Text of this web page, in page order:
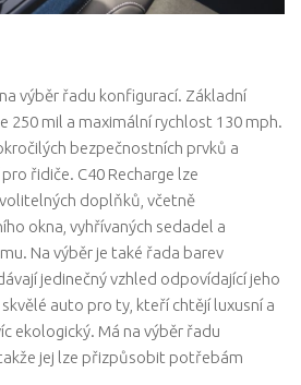
výběr řadu konfigurací. Základní
250 mil a maximální rychlost 130 mph.
bezpečnostních prvků a
řidiče. C40 Recharge lze
doplňků, včetně
okna, vyhřívaných sedadel a
Na výběr je také řada barev
jedinečný vzhled odpovídající jeho
skvělé auto pro ty, kteří chtějí luxusní a
ekologický. Má na výběr řadu
jej lze přizpůsobit potřebám